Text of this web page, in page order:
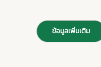
ข้อมูลเพิ่มเติม